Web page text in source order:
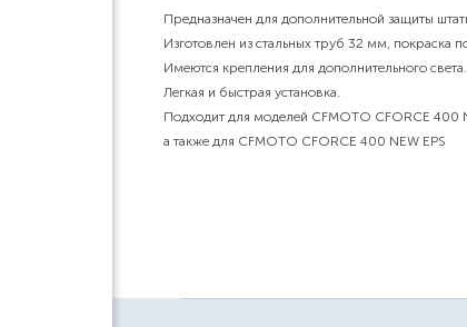
Предназначен для дополнительной защиты
Изготовлен из стальных труб 32 мм, покраска
Имеются крепления для дополнительного света.
Легкая и быстрая установка.
Подходит для моделей CFMOTO CFORCE 400
а также для CFMOTO CFORCE 400 NEW EPS